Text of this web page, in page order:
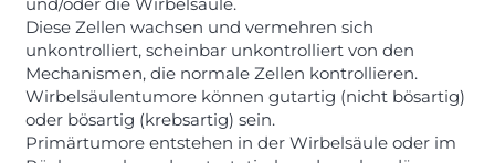
Diese Zellen wachsen und vermehren sich
unkontrolliert, scheinbar unkontrolliert von den
Mechanismen, die normale Zellen kontrollieren.
Wirbelsäulentumore können gutartig (nicht bösartig)
oder bösartig (krebsartig) sein.
Primärtumore entstehen in der Wirbelsäule oder im